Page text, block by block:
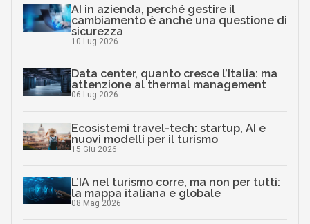
AI in azienda, perché gestire il
cambiamento è anche una questione di
sicurezza
10 Lug 2026
Data center, quanto cresce l’Italia: ma
attenzione al thermal management
06 Lug 2026
Ecosistemi travel-tech: startup, AI e
nuovi modelli per il turismo
15 Giu 2026
L’IA nel turismo corre, ma non per tutti:
la mappa italiana e globale
08 Mag 2026